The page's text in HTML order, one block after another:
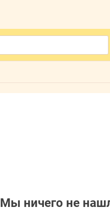
Мы ничего не